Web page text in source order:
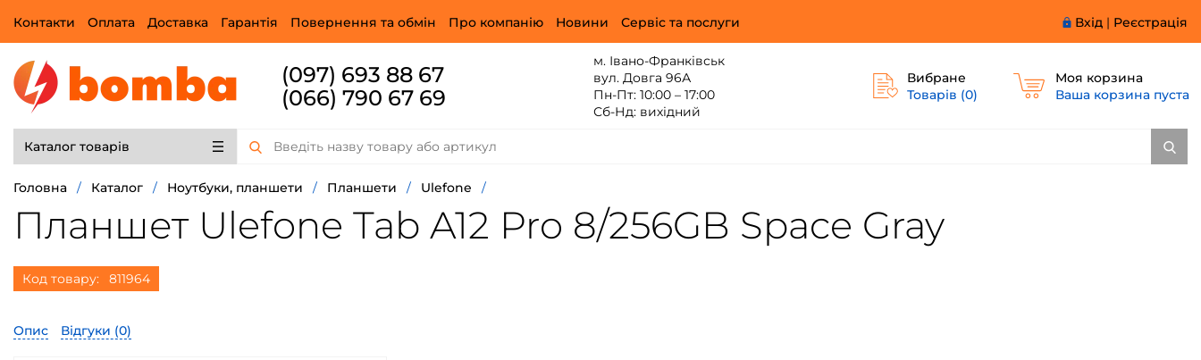
Вхід | Реєстрація
Контакти Оплата Доставка Гарантія Повернення та обмін Про компанію Новини Сервіс та послуги
(097) 693 88 67
(066) 790 67 69
м. Івано-Франківськ
вул. Довга 96А
Пн-Пт: 10:00 – 17:00
Сб-Нд: вихідний
Вибране
Товарів (0)
Моя корзина
Ваша корзина пуста
Каталог товарів
Головна / Каталог / Ноутбуки, планшети / Планшети / Ulefone /
Планшет Ulefone Tab A12 Pro 8/256GB Space Gray
Код товару: 811964
Опис Відгуки (0)